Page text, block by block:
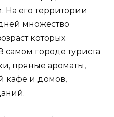
На его территории
множество
которых
самом городе туриста
пряные ароматы,
кафе и домов,